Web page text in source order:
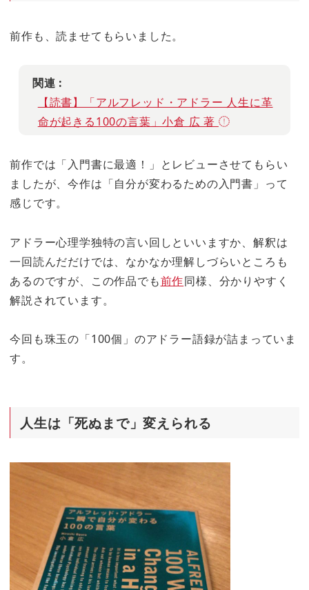
前作も、読ませてもらいました。
関連 :
【読書】「アルフレッド・アドラー 人生に革
命が起きる100の言葉」小倉 広 著
前作では「入門書に最適！」とレビューさせてもらい
ましたが、今作は「自分が変わるための入門書」って
感じです。
アドラー心理学独特の言い回しといいますか、解釈は
一回読んだだけでは、なかなか理解しづらいところも
あるのですが、この作品でも前作同様、分かりやすく
解説されています。
今回も珠玉の「100個」のアドラー語録が詰まっていま
す。
人生は「死ぬまで」変えられる